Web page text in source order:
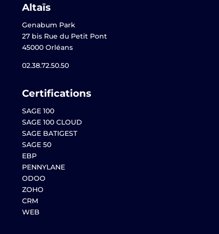
Altaïs
Genabum Park
27 bis Rue du Petit Pont
45000 Orléans
02.38.72.50.50
Certifications
SAGE 100
SAGE 100 CLOUD
SAGE BATIGEST
SAGE 50
EBP
PENNYLANE
ODOO
ZOHO
CRM
WEB